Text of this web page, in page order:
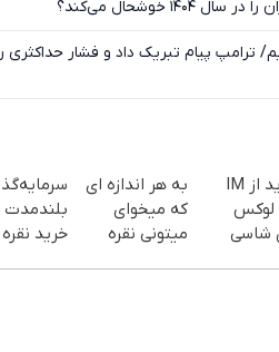
خوشحال می‌کند؟
ترامپ پیام تبریک داد و فشار حداکثری
بازدید از IM
LS7 لوکس
شاسی
به هر اندازه ای
که میخوای
میتونی نقره
بلندمدت
خرید نقره